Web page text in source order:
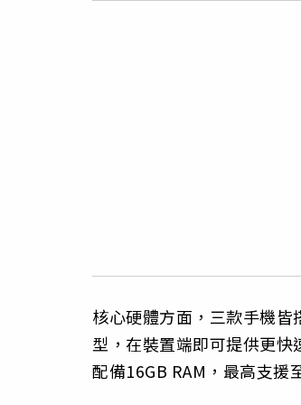
核心硬體方面，三款手機
型，在裝置端即可提供更
配備16GB RAM，最高支援